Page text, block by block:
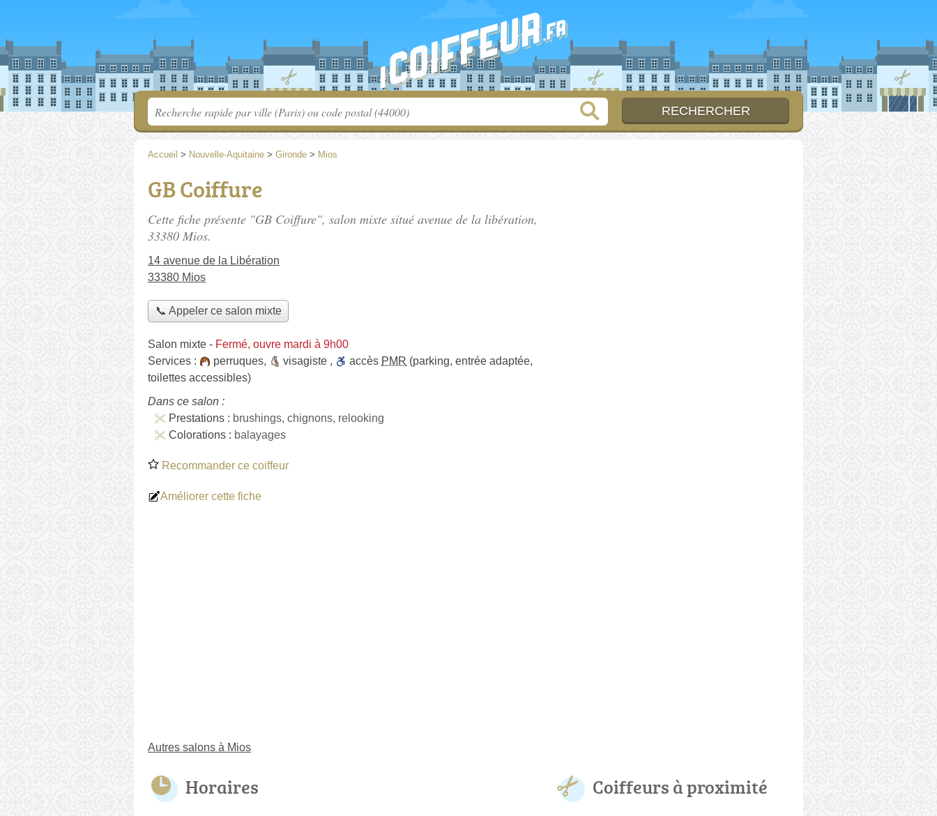
Accueil > Nouvelle-Aquitaine > Gironde > Mios
GB Coiffure
Cette fiche présente "GB Coiffure", salon mixte situé avenue de la libération,
33380 Mios.
14 avenue de la Libération
33380 Mios
📞 Appeler ce salon mixte
Salon mixte - Fermé, ouvre mardi à 9h00
Services :
perruques, visagiste , accès PMR (parking, entrée adaptée,
toilettes accessibles)
Dans ce salon :
Prestations : brushings, chignons, relooking
Colorations : balayages
Recommander ce coiffeur
Améliorer cette fiche
Autres salons à Mios
Horaires Coiffeurs à proximité